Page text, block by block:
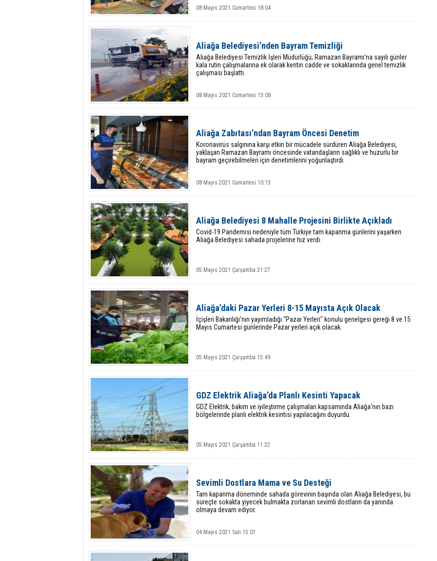
08 Mayıs 2021 Cumartesi 18:04
Aliağa Belediyesi’nden Bayram Temizliği
Aliağa Belediyesi Temizlik İşleri Müdürlüğü, Ramazan Bayramı’na sayılı günler
kala rutin çalışmalarına ek olarak kentin cadde ve sokaklarında genel temizlik
çalışması başlattı.
08 Mayıs 2021 Cumartesi 13:08
Aliağa Zabıtası’ndan Bayram Öncesi Denetim
Koronavirüs salgınına karşı etkin bir mücadele sürdüren Aliağa Belediyesi,
yaklaşan Ramazan Bayramı öncesinde vatandaşların sağlıklı ve huzurlu bir
bayram geçirebilmeleri için denetimlerini yoğunlaştırdı.
08 Mayıs 2021 Cumartesi 10:13
Aliağa Belediyesi 8 Mahalle Projesini Birlikte Açıkladı
Covid-19 Pandemisi nedeniyle tüm Türkiye tam kapanma günlerini yaşarken
Aliağa Belediyesi sahada projelerine hız verdi.
05 Mayıs 2021 Çarşamba 21:27
Aliağa’daki Pazar Yerleri 8-15 Mayısta Açık Olacak
İçişleri Bakanlığı’nın yayımladığı “Pazar Yerleri" konulu genelgesi gereği 8 ve 15
Mayıs Cumartesi günlerinde Pazar yerleri açık olacak.
05 Mayıs 2021 Çarşamba 15:49
GDZ Elektrik Aliağa’da Planlı Kesinti Yapacak
GDZ Elektrik, bakım ve iyileştirme çalışmaları kapsamında Aliağa’nın bazı
bölgelerinde planlı elektrik kesintisi yapılacağını duyurdu.
05 Mayıs 2021 Çarşamba 11:22
Sevimli Dostlara Mama ve Su Desteği
Tam kapanma döneminde sahada görevinin başında olan Aliağa Belediyesi, bu
süreçte sokakta yiyecek bulmakta zorlanan sevimli dostların da yanında
olmaya devam ediyor.
04 Mayıs 2021 Salı 15:07